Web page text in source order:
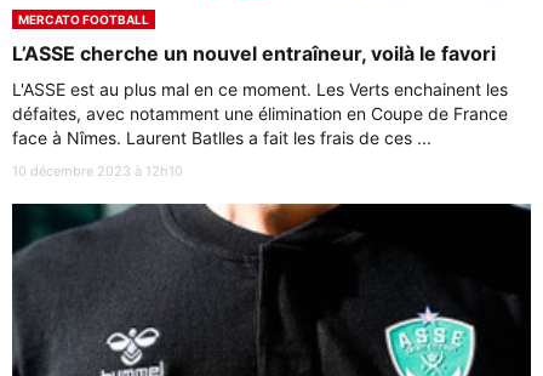
MERCATO FOOTBALL
L’ASSE cherche un nouvel entraîneur, voilà le favori
L'ASSE est au plus mal en ce moment. Les Verts enchainent les
défaites, avec notamment une élimination en Coupe de France
face à Nîmes. Laurent Batlles a fait les frais de ces ...
10 décembre 2023 à 12h10